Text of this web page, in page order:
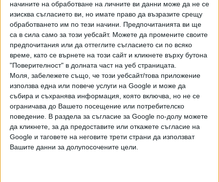
начините на обработване на личните ви данни може да не се
изисква съгласието ви, но имате право да възразите срещу
обработването им по тези начини. Предпочитанията ви ще
са в сила само за този уебсайт. Можете да промените своите
предпочитания или да оттеглите съгласието си по всяко
време, като се върнете на този сайт и кликнете върху бутона
"Поверителност" в долната част на уеб страницата.
Моля, забележете също, че този уебсайт/това приложение
използва една или повече услуги на Google и може да
събира и съхранява информация, която включва, но не се
ограничава до Вашето посещение или потребителско
поведение. В раздела за съгласие за Google по-долу можете
да кликнете, за да предоставите или откажете съгласие на
Google и таговете на неговите трети страни да използват
Вашите данни за долупосочените цели.
Като бягство от отговорност той определи решението
на парламента да прехвърли върху Централната
избирателна комисия (ЦИК) задачите по придобиването
на хилядите устройства за гласуване и цялата
организация на машинния вот.
Държавният глава се противопостави и на приетата
промяна в закона за референдумите, която позволява
чрез национални допитвания да бъдат решавани въпроси
от компетентността на Велико Народно събрание (ВНС).
По думите му така неоправдано се смесват две
конституционно установени форми на гражданско
участие в държавната власт. "Сама за себе си такава